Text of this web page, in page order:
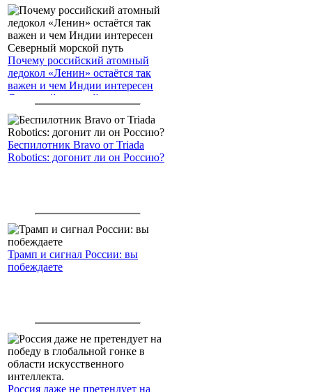
Почему российский атомный
ледокол «Ленин» остаётся так
важен и чем Индии интересен
Северный морской путь
Беспилотник Bravo от Triada
Robotics: догонит ли он Россию?
Трамп и сигнал России: вы
побеждаете
Россия даже не претендует на